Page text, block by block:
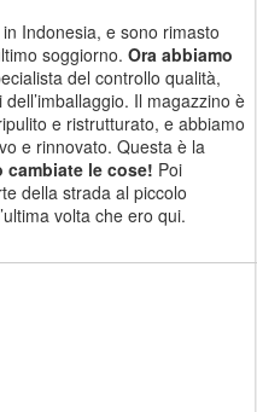
Indonesia, e sono rimasto
soggiorno. Ora abbiamo
del controllo qualità,
Il magazzino è
e ristrutturato, e abbiamo
e rinnovato. Questa è la
le cose! Poi
della strada al piccolo
volta che ero qui.